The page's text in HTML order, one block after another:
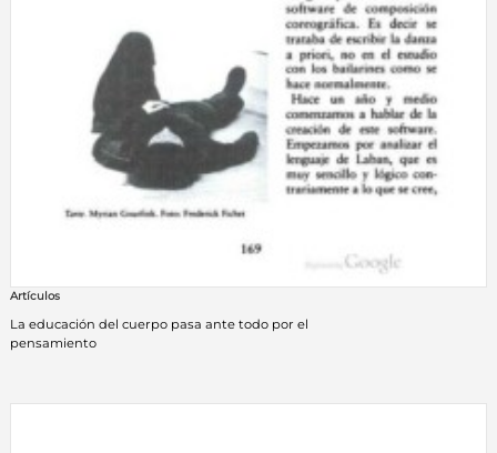
Artículos
La educación del cuerpo pasa ante todo por el
pensamiento